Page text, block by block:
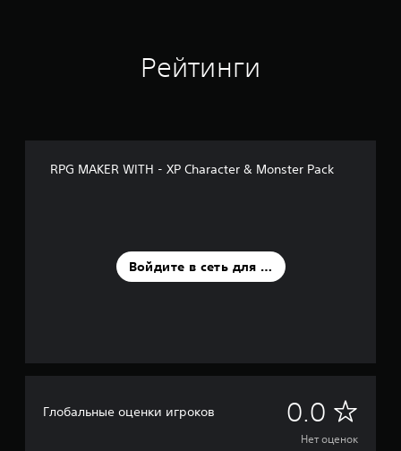
Рейтинги
RPG MAKER WITH - XP Character & Monster Pack
Войдите в сеть для оценки
Глобальные оценки игроков 0.0 Н
е
Нет оценок